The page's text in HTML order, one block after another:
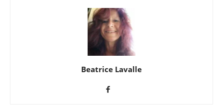
Beatrice Lavalle